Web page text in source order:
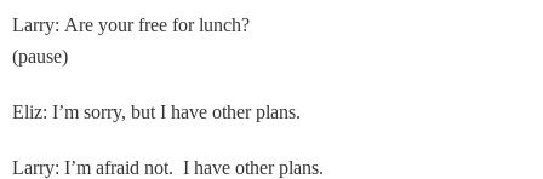
Larry: Are your free for lunch?
(pause)
Eliz: I’m sorry, but I have other plans.
Larry: I’m afraid not. I have other plans.